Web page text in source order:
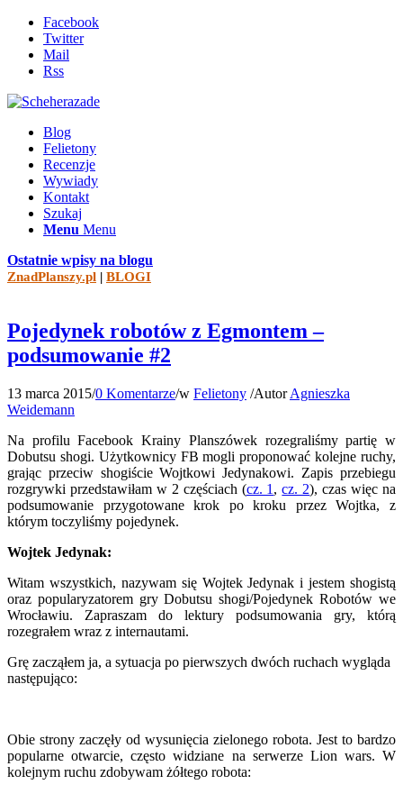
Facebook
Twitter
Mail
Rss
Blog
Felietony
Recenzje
Wywiady
Kontakt
Szukaj
Menu Menu
Ostatnie wpisy na blogu
ZnadPlanszy.pl | BLOGI
Pojedynek robotów z Egmontem –
podsumowanie #2
13 marca 2015/0 Komentarze/w Felietony /AutorAgnieszka
Weidemann
Na profilu Facebook Krainy Planszówek rozegraliśmy partię w
Dobutsu shogi. Użytkownicy FB mogli proponować kolejne ruchy,
grając przeciw shogiście Wojtkowi Jedynakowi. Zapis przebiegu
rozgrywki przedstawiłam w 2 częściach (cz. 1 ,cz. 2), czas więc na
podsumowanie przygotowane krok po kroku przez Wojtka, z
którym toczyliśmy pojedynek.
Wojtek Jedynak:
Witam wszystkich, nazywam się Wojtek Jedynak i jestem shogistą
oraz popularyzatorem gry Dobutsu shogi/Pojedynek Robotów we
Wrocławiu. Zapraszam do lektury podsumowania gry, którą
rozegrałem wraz z internautami.
Grę zacząłem ja, a sytuacja po pierwszych dwóch ruchach wygląda
następująco:
Obie strony zaczęły od wysunięcia zielonego robota. Jest to bardzo
popularne otwarcie, często widziane na serwerze Lion wars. W
kolejnym ruchu zdobywam żółtego robota: